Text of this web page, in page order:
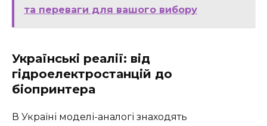
та переваги для вашого вибору
Українські реалії: від
гідроелектростанцій до
біопринтера
В Україні моделі-аналогі знаходять